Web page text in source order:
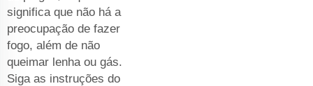
significa que não há a
preocupação de fazer
fogo, além de não
queimar lenha ou gás.
Siga as instruções do